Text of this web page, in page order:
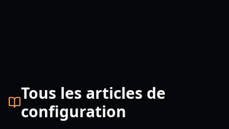
Tous les articles de
configuration